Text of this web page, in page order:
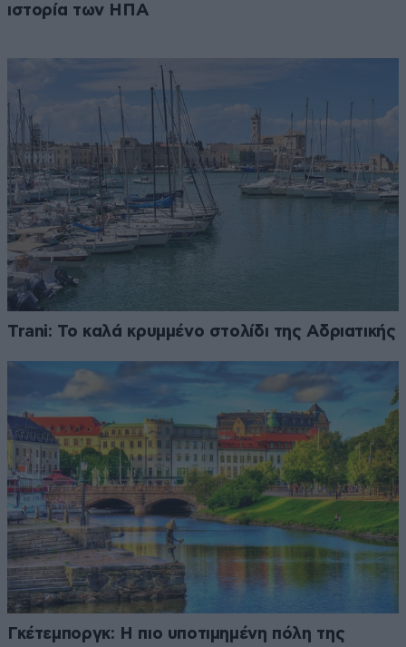
ιστορία των ΗΠΑ
Trani: Το καλά κρυμμένο στολίδι της Αδριατικής
Γκέτεμποργκ: Η πιο υποτιμημένη πόλη της